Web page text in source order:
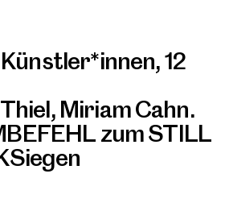
12
Miriam Cahn.
zum STILL